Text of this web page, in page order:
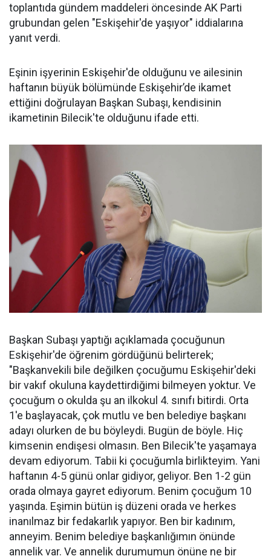
toplantıda gündem maddeleri öncesinde AK Parti
grubundan gelen "Eskişehir'de yaşıyor" iddialarına
yanıt verdi.
Eşinin işyerinin Eskişehir'de olduğunu ve ailesinin
haftanın büyük bölümünde Eskişehir’de ikamet
ettiğini doğrulayan Başkan Subaşı, kendisinin
ikametinin Bilecik'te olduğunu ifade etti.
Başkan Subaşı yaptığı açıklamada çocuğunun
Eskişehir'de öğrenim gördüğünü belirterek;
"Başkanvekili bile değilken çocuğumu Eskişehir'deki
bir vakıf okuluna kaydettirdiğimi bilmeyen yoktur. Ve
çocuğum o okulda şu an ilkokul 4. sınıfı bitirdi. Orta
1'e başlayacak, çok mutlu ve ben belediye başkanı
adayı olurken de bu böyleydi. Bugün de böyle. Hiç
kimsenin endişesi olmasın. Ben Bilecik'te yaşamaya
devam ediyorum. Tabii ki çocuğumla birlikteyim. Yani
haftanın 4-5 günü onlar gidiyor, geliyor. Ben 1-2 gün
orada olmaya gayret ediyorum. Benim çocuğum 10
yaşında. Eşimin bütün iş düzeni orada ve herkes
inanılmaz bir fedakarlık yapıyor. Ben bir kadınım,
anneyim. Benim belediye başkanlığımın önünde
annelik var. Ve annelik durumumun önüne ne bir